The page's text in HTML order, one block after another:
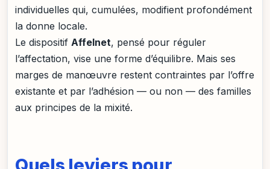
individuelles qui, cumulées, modifient profondément
la donne locale.
Le dispositif Affelnet, pensé pour réguler
l’affectation, vise une forme d’équilibre. Mais ses
marges de manœuvre restent contraintes par l’offre
existante et par l’adhésion — ou non — des familles
aux principes de la mixité.